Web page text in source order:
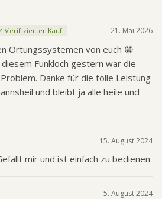
Verifizierter Kauf 21. Mai 2026
Ortungssystemen von euch 😁
Funkloch gestern war die
Danke für die tolle Leistung
und bleibt ja alle heile und
15. August 2024
mir und ist einfach zu bedienen.
5. August 2024